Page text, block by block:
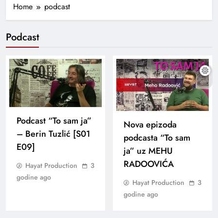
Home podcast
Podcast
Podcast “To sam ja”
– Berin Tuzlić [S01
E09]
Hayat Production
3
godine ago
Nova epizoda
podcasta “To sam
ja” uz MEHU
RADOOVIĆA
Hayat Production
3
godine ago